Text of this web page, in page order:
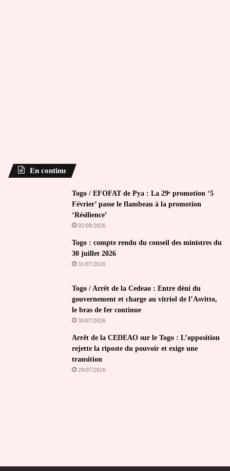
En continu
Togo / EFOFAT de Pya : La 29ᵉ promotion ‘5
Février’ passe le flambeau à la promotion
‘Résilience’
02/08/2026
Togo : compte rendu du conseil des ministres du
30 juillet 2026
31/07/2026
Togo / Arrêt de la Cedeao : Entre déni du
gouvernement et charge au vitriol de l’Asvitto,
le bras de fer continue
30/07/2026
Arrêt de la CEDEAO sur le Togo : L’opposition
rejette la riposte du pouvoir et exige une
transition
29/07/2026